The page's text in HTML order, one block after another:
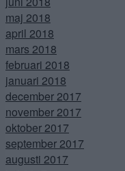
maj 2018
april 2018
mars 2018
februari 2018
januari 2018
december 2017
november 2017
oktober 2017
september 2017
augusti 2017